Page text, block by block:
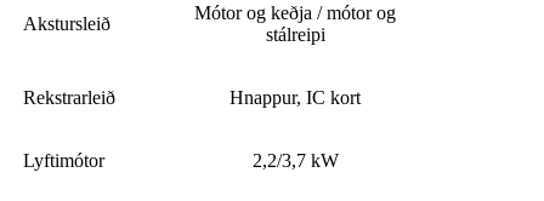
Akstursleið
Mótor og keðja / mótor og
stálreipi
Rekstrarleið Hnappur, IC kort
Lyftimótor 2,2/3,7 kW